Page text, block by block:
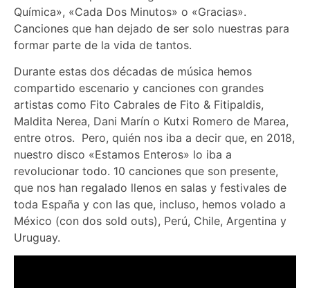
Química», «Cada Dos Minutos» o «Gracias».
Canciones que han dejado de ser solo nuestras para
formar parte de la vida de tantos.
Durante estas dos décadas de música hemos
compartido escenario y canciones con grandes
artistas como Fito Cabrales de Fito & Fitipaldis,
Maldita Nerea, Dani Marín o Kutxi Romero de Marea,
entre otros. Pero, quién nos iba a decir que, en 2018,
nuestro disco «Estamos Enteros» lo iba a
revolucionar todo. 10 canciones que son presente,
que nos han regalado llenos en salas y festivales de
toda España y con las que, incluso, hemos volado a
México (con dos sold outs), Perú, Chile, Argentina y
Uruguay.